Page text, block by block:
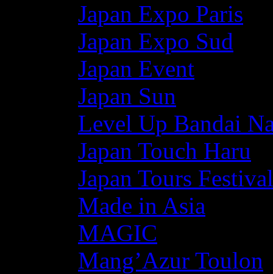
Japan Expo Paris
Japan Expo Sud
Japan Event
Japan Sun
Level Up Bandai
Japan Touch Haru
Japan Tours Festival
Made in Asia
MAGIC
Mang’Azur Toulon